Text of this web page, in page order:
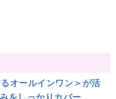
オールインワン＞が活
をしっかりカバー